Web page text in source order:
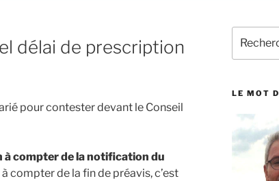
délai de prescription
pour contester devant le Conseil
à compter de la notification du
compter de la fin de préavis, c’est
pour
LE MOT